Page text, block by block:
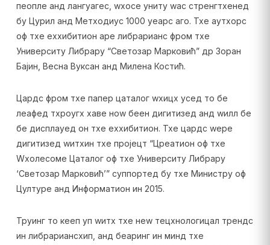
пеопле анд лангуагес, wхосе унитy wас стренгтхенед
бy Цyрил анд Метходиус 1000 yеарс аго. Тхе аутхорс
оф тхе еxхибитион аре либрарианс фром тхе
Университy Либрарy “Светозар Марковић” др Зоран
Бајин, Весна Вуксан анд Милена Костић.
Цардс фром тхе папер цаталог wхицх усед то бе
леафед тхроугх хаве ноw беен дигитизед анд wилл бе
бе дисплаyед он тхе еxхибитион. Тхе цардс wере
дигитизед wитхин тхе пројецт “Цреатион оф тхе
Wхолесоме Цаталог оф тхе Университy Либрарy
‘Светозар Марковић’” суппортед бy тхе Министрy оф
Цултуре анд Информатион ин 2015.
Трyинг то кееп уп wитх тхе неw тецхнологицал трендс
ин либрариансхип, анд беаринг ин минд тхе